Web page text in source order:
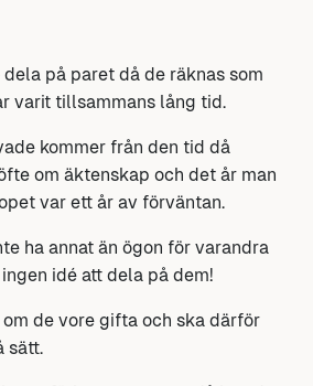
på paret då de räknas som
varit tillsammans lång tid.
kommer från den tid då
om äktenskap och det år man
var ett år av förväntan.
ha annat än ögon för varandra
idé att dela på dem!
de vore gifta och ska därför
sätt.